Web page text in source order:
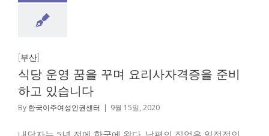
[부산]
식당 운영 꿈을 꾸며 요리사자격증을 준비
하고 있습니다
By 한국이주여성인권센터 | 9월 15일, 2020